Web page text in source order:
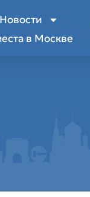
Новости
в Москве